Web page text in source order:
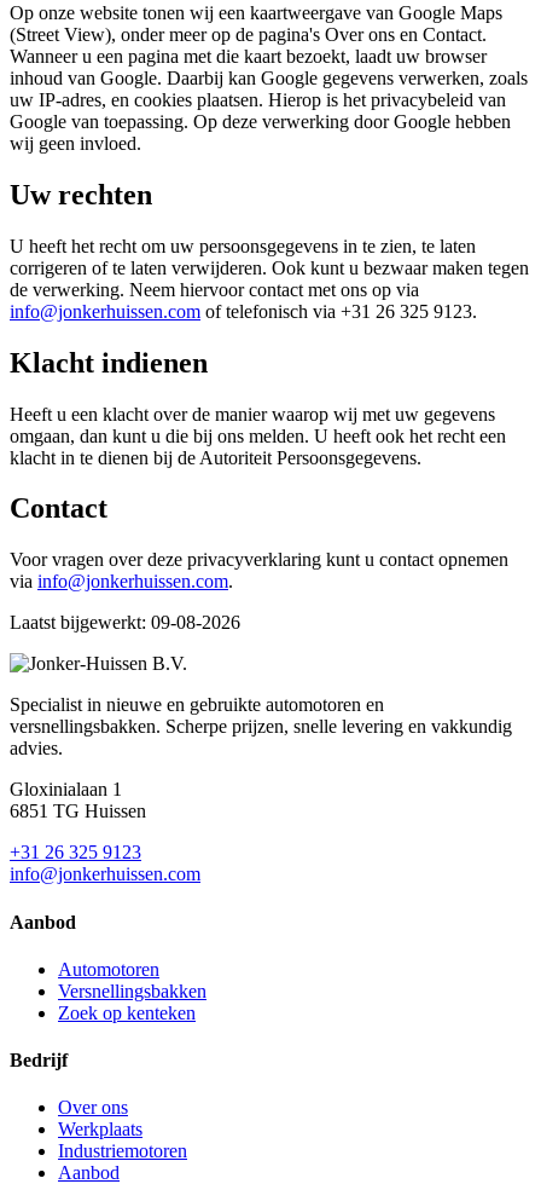
Op onze website tonen wij een kaartweergave van Google Maps
(Street View), onder meer op de pagina's Over ons en Contact.
Wanneer u een pagina met die kaart bezoekt, laadt uw browser
inhoud van Google. Daarbij kan Google gegevens verwerken, zoals
uw IP-adres, en cookies plaatsen. Hierop is het privacybeleid van
Google van toepassing. Op deze verwerking door Google hebben
wij geen invloed.
Uw rechten
U heeft het recht om uw persoonsgegevens in te zien, te laten
corrigeren of te laten verwijderen. Ook kunt u bezwaar maken tegen
de verwerking. Neem hiervoor contact met ons op via
info@jonkerhuissen.com of telefonisch via +31 26 325 9123.
Klacht indienen
Heeft u een klacht over de manier waarop wij met uw gegevens
omgaan, dan kunt u die bij ons melden. U heeft ook het recht een
klacht in te dienen bij de Autoriteit Persoonsgegevens.
Contact
Voor vragen over deze privacyverklaring kunt u contact opnemen
via info@jonkerhuissen.com.
Laatst bijgewerkt: 09-08-2026
Specialist in nieuwe en gebruikte automotoren en
versnellingsbakken. Scherpe prijzen, snelle levering en vakkundig
advies.
Gloxinialaan 1
6851 TG Huissen
+31 26 325 9123
info@jonkerhuissen.com
Aanbod
Automotoren
Versnellingsbakken
Zoek op kenteken
Bedrijf
Over ons
Werkplaats
Industriemotoren
Aanbod